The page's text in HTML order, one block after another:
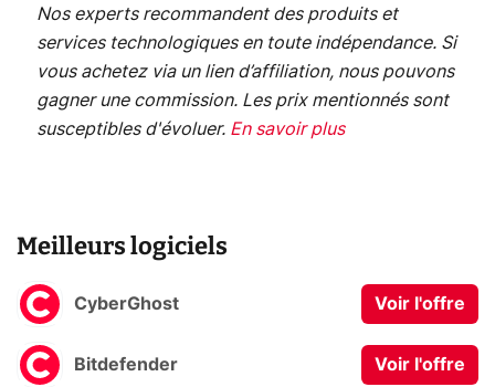
Nos experts recommandent des produits et
services technologiques en toute indépendance. Si
vous achetez via un lien d’affiliation, nous pouvons
gagner une commission. Les prix mentionnés sont
susceptibles d'évoluer. En savoir plus
Meilleurs logiciels
CyberGhost Voir l'offre
Bitdefender Voir l'offre